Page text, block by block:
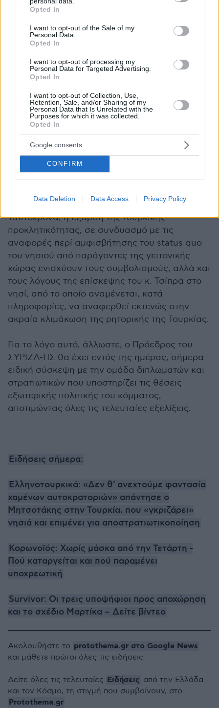
grant or deny consent to Google and its third-party tags to
use your data for below specified purposes in below Google
consent section.
Opted In
I want to opt-out of the Sale of my
Personal Data.
Opted In
I want to opt-out of processing my
Personal Data for Targeted Advertising.
Opted In
I want to opt-out of Collection, Use,
Retention, Sale, and/or Sharing of my
Personal Data that Is Unrelated with the
Purposes for which it was collected.
Opted In
Google consents
CONFIRM
Data Deletion Data Access Privacy Policy
Μηνύματα από τη Λέσβο
προσοχή φαίνεται πως επεξεργάστηκε η
Κουμουνδούρου και τα αποτελέσματα της
κάλπης
μεγάλης εκλογικής ημέρας για τον ΣΥΡΙΖΑ-ΠΣ,
ξεχωρίζει το υψηλότατο ποσοστό συμμετοχής,
αλλά και ο μεγάλος αριθμός νέων μελών που
εντάχθηκαν στο κόμμα της αξιωματικής
αντιπολίτευσης από τηΛέσβο, δεδομένα που
οδήγησαν τον Πρόεδρο του κόμματος να
πραγματοποιήσειδιήμερη περιοδεία, σήμερα
και αύριο, στην περιοχή
Ταυτόχρονα, η έξαρση της τουρκικής
προκλητικότητας, σε συνδυασμό με τις
αναφορές περί αμφισβήτησης του status quo
του νησιού από παράγοντες της γειτονικής
χώρας ενισχύουν τους συμβολισμούς, αλλά και
τους λόγους της επίσκεψης του κ. Τσίπρα στο
νησί, από το οποίο αναμένεται, κατά
πληροφορίες, να αναφερθεί εκτενώς στην
ακραία κλιμάκωση της ρητορικής της Τουρκίας.
Για το λόγο αυτό, άλλωστε, ο Πρόεδρος του
ΣΥΡΙΖΑ-ΠΣ θα έχει εντός της ημέρας, σήμερα
ειδική σύσκεψη με την ομάδα διπλωματών και
στρατιωτικών που υποστηρίζει τις θέσεις
εξωτερικής πολιτικής του κόμματος,
αποτιμώντας όλες τις τελευταίες εξελίξεις.
Ειδήσεις σήμερα:
Ελληνοτουρκικά: «Δεν θ' ανεχτούμε φαντασία
χαμένων αυτοκρατοριών» απάντησε ο
Μητσοτάκης στην Τουρκία, που «γκριζάρει»
νησιά και επιμένει για αποστρατιωτικοποίηση
Κορωνοϊός: Χωρίς μάσκα από την Τετάρτη -
Πού καταργείται και πού παραμένει
υποχρεωτική
Survivor: Οι τρεις υποψήφιοι προς αποχώρηση
και το σχέδιο Μαρτίκα – Δείτε βίντεο
Ακολουθήστε το protothema.gr στο Google News
και μάθετε πρώτοι όλες τις ειδήσεις
Δείτε όλες τις τελευταίες Ειδήσεις από την Ελλάδα
και τον Κόσμο, τη στιγμή που συμβαίνουν, στο
Protothema.gr